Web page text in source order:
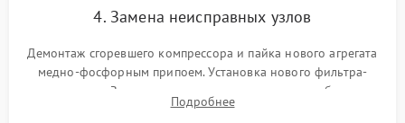
4. Замена неисправных узлов
Демонтаж сгоревшего компрессора и пайка нового агрегата
медно-фосфорным припоем. Установка нового фильтра-
осушителя. Замена изношенных вентиляторов обдува,
сломанных заслонок или поврежденных дверных петель.
Подробнее